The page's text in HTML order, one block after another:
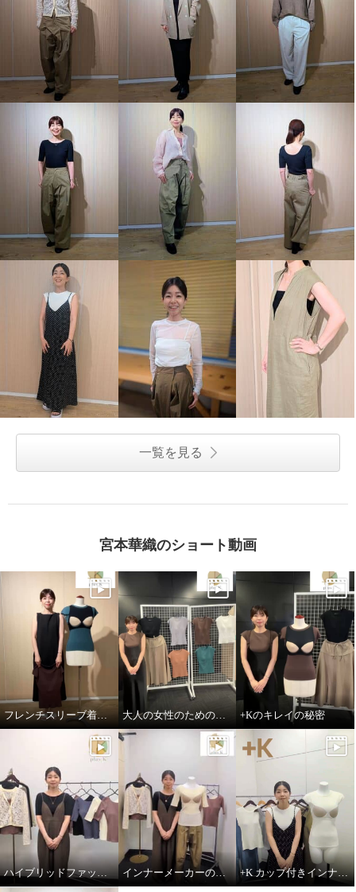
一覧を見る
宮本華織のショート動画
フレンチスリーブ着用方法 大人の女性のためのハイブリッドファッションインナー+K +Kのキレイの秘密
ハイブリッドファッションインナー＋K インナーメーカーのこだわりポイント +K カップ付きインナーのこだわりポイント